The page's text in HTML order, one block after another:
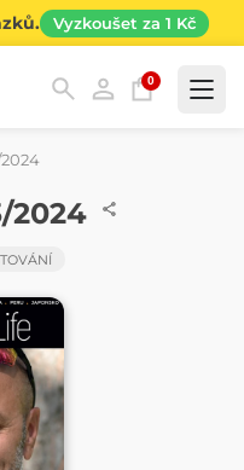
Vyzkoušet za 1 Kč
0
2024